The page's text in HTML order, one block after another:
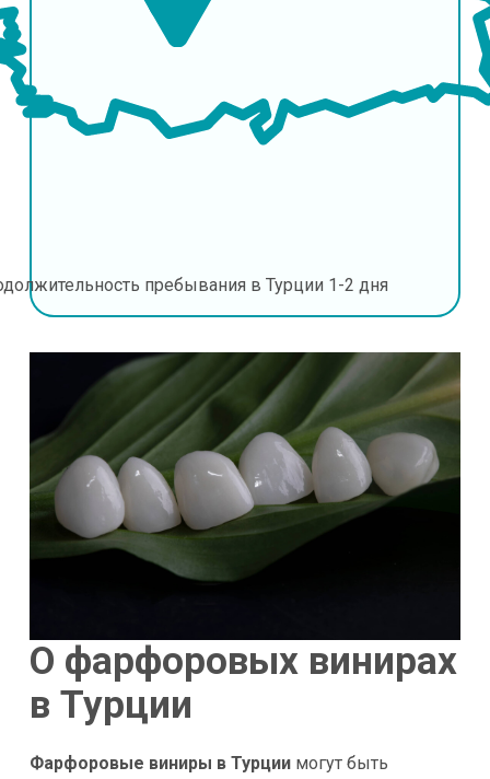
пребывания в Турции 1-2 дня
О фарфоровых винирах
в Турции
Фарфоровые виниры в Турциимогут быть